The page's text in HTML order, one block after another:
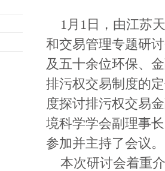
1月1日，由江苏
和交易管理专题研
及五十余位环保、
排污权交易制度的
度探讨排污权交易
境科学学会副理事
参加并主持了会议。
本次研讨会着重介